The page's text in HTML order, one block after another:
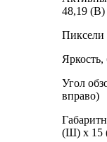
48,19 (В)
Пиксели
Угол
вправо)
(Ш) x 15